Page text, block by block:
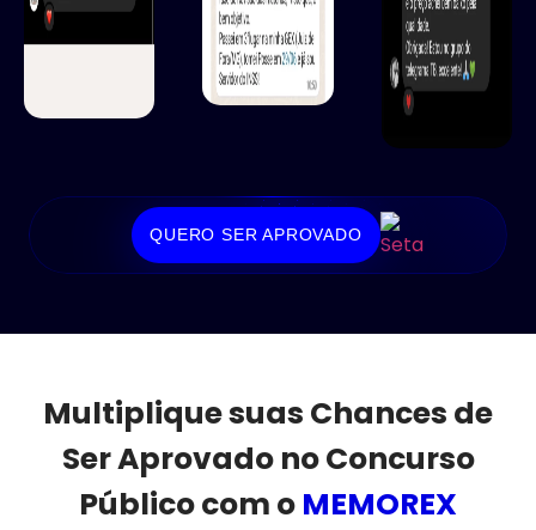
QUERO SER APROVADO
Multiplique suas Chances de
Ser Aprovado no Concurso
Público com o MEMOREX